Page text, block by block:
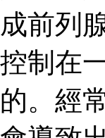
成前列
控制在
的。經